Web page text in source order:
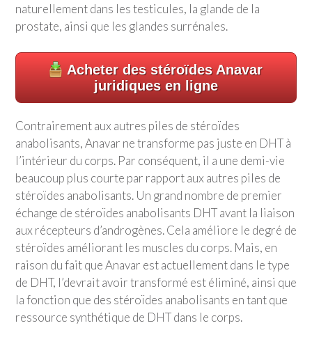
naturellement dans les testicules, la glande de la
prostate, ainsi que les glandes surrénales.
Acheter des stéroïdes Anavar
juridiques en ligne
Contrairement aux autres piles de stéroïdes
anabolisants, Anavar ne transforme pas juste en DHT à
l’intérieur du corps. Par conséquent, il a une demi-vie
beaucoup plus courte par rapport aux autres piles de
stéroïdes anabolisants. Un grand nombre de premier
échange de stéroïdes anabolisants DHT avant la liaison
aux récepteurs d’androgènes. Cela améliore le degré de
stéroïdes améliorant les muscles du corps. Mais, en
raison du fait que Anavar est actuellement dans le type
de DHT, l’devrait avoir transformé est éliminé, ainsi que
la fonction que des stéroïdes anabolisants en tant que
ressource synthétique de DHT dans le corps.